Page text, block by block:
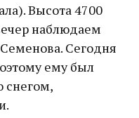
Высота 4700
наблюдаем
Сегодня
ему был
снегом,